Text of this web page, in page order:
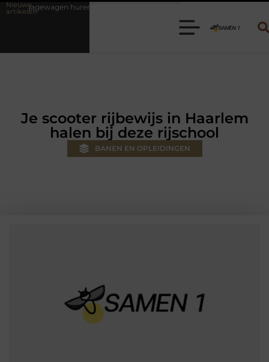
Nieuwe
artikelenKies de juiste aanhanger voor jouw klus
Je scooter rijbewijs in Haarlem
halen bij deze rijschool
BANEN EN OPLEIDINGEN